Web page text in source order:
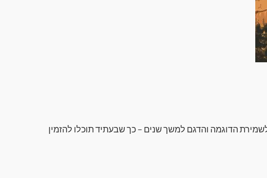
הדוגמה והדגם למשך שנים – כך שבעתיד תוכלו להזמין